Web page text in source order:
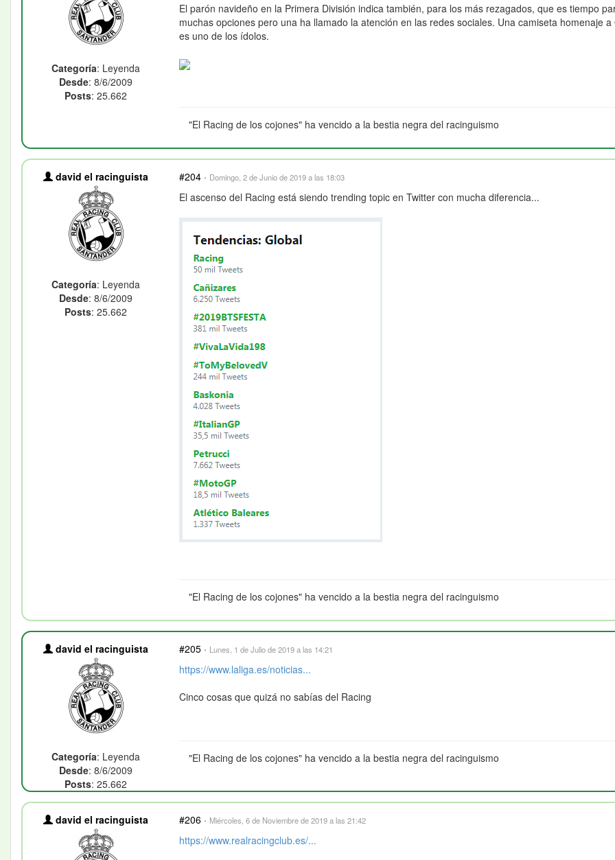
Categoría: Leyenda
Desde: 8/6/2009
Posts: 25.662
El parón navideño en la Primera División indica también, para los más rezagados, que es tiempo
muchas opciones pero una ha llamado la atención en las redes sociales. Una camiseta homenaje
es uno de los ídolos.
"El Racing de los cojones" ha vencido a la bestia negra del racinguismo
david el racinguista
Categoría: Leyenda
Desde: 8/6/2009
Posts: 25.662
#204 · Domingo, 2 de Junio de 2019 a las 18:03
El ascenso del Racing está siendo trending topic en Twitter con mucha diferencia...
"El Racing de los cojones" ha vencido a la bestia negra del racinguismo
david el racinguista
Categoría: Leyenda
Desde: 8/6/2009
Posts: 25.662
#205 · Lunes, 1 de Julio de 2019 a las 14:21
https://www.laliga.es/noticias...
Cinco cosas que quizá no sabías del Racing
"El Racing de los cojones" ha vencido a la bestia negra del racinguismo
david el racinguista #206 · Miércoles, 6 de Noviembre de 2019 a las 21:42
https://www.realracingclub.es/...